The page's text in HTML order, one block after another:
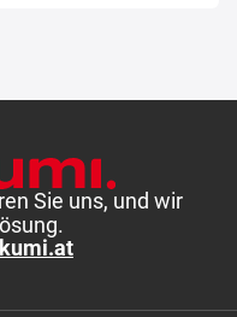
Sie uns, und wir